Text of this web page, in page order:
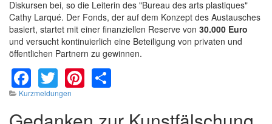
Diskursen bei, so die Leiterin des "Bureau des arts plastiques"
Cathy Larqué. Der Fonds, der auf dem Konzept des Austausches
basiert, startet mit einer finanziellen Reserve von 30.000 Euro
und versucht kontinuierlich eine Beteiligung von privaten und
öffentlichen Partnern zu gewinnen.
Facebook
TwitterPinterest
Kurzmeldungen